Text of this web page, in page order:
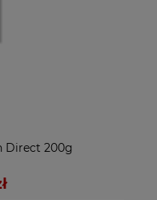
Direct 200g